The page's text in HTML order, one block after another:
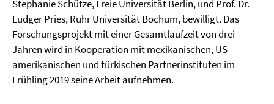
Stephanie Schütze, Freie Universität Berlin, und Prof. Dr.
Ludger Pries, Ruhr Universität Bochum, bewilligt. Das
Forschungsprojekt mit einer Gesamtlaufzeit von drei
Jahren wird in Kooperation mit mexikanischen, US-
amerikanischen und türkischen Partnerinstituten im
Frühling 2019 seine Arbeit aufnehmen.